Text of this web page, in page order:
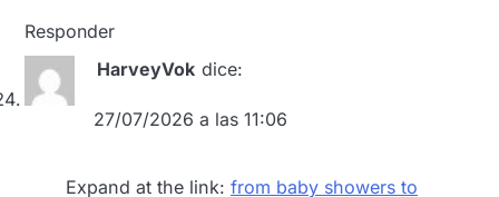
Responder
HarveyVok dice:
27/07/2026 a las 11:06
Expand at the link: from baby showers to